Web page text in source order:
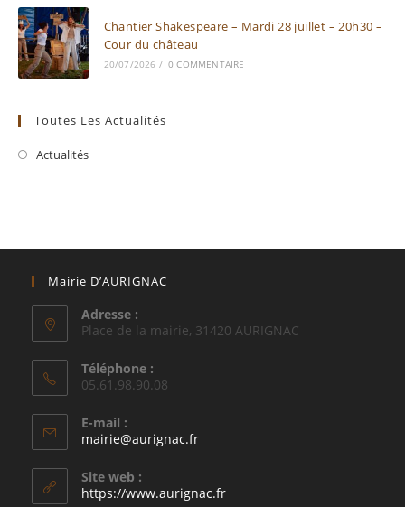
Chantier Shakespeare – Mardi 28 juillet – 20h30 –
Cour du château
20/07/2026 / 0 COMMENTAIRE
Toutes Les Actualités
Actualités
Mairie D’AURIGNAC
Adresse :
Place de la mairie, 31420 AURIGNAC
Téléphone :
05.61.98.90.08
E-mail :
mairie@aurignac.frS’ouvre
application
Site web :
https://www.aurignac.fr